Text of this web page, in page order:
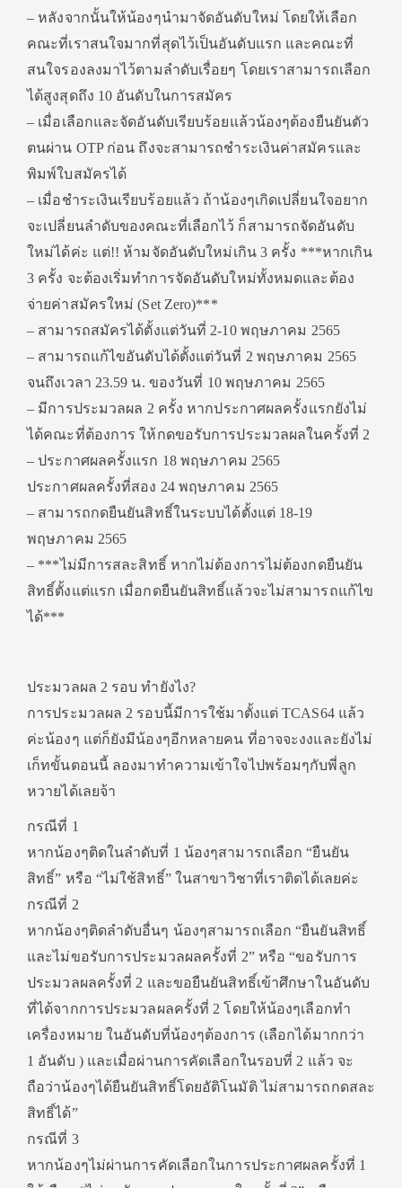
– หลังจากนั้นให้น้องๆนำมาจัดอันดับใหม่ โดยให้เลือก
คณะที่เราสนใจมากที่สุดไว้เป็นอันดับแรก และคณะที่
สนใจรองลงมาไว้ตามลำดับเรื่อยๆ โดยเราสามารถเลือก
ได้สูงสุดถึง 10 อันดับในการสมัคร
– เมื่อเลือกและจัดอันดับเรียบร้อยแล้วน้องๆต้องยืนยันตัว
ตนผ่าน OTP ก่อน ถึงจะสามารถชำระเงินค่าสมัครและ
พิมพ์ใบสมัครได้
– เมื่อชำระเงินเรียบร้อยแล้ว ถ้าน้องๆเกิดเปลี่ยนใจอยาก
จะเปลี่ยนลำดับของคณะที่เลือกไว้ ก็สามารถจัดอันดับ
ใหม่ได้ค่ะ แต่!! ห้ามจัดอันดับใหม่เกิน 3 ครั้ง ***หากเกิน
3 ครั้ง จะต้องเริ่มทำการจัดอันดับใหม่ทั้งหมดและต้อง
จ่ายค่าสมัครใหม่ (Set Zero)***
– สามารถสมัครได้ตั้งแต่วันที่ 2-10 พฤษภาคม 2565
– สามารถแก้ไขอันดับได้ตั้งแต่วันที่ 2 พฤษภาคม 2565
จนถึงเวลา 23.59 น. ของวันที่ 10 พฤษภาคม 2565
– มีการประมวลผล 2 ครั้ง หากประกาศผลครั้งแรกยังไม่
ได้คณะที่ต้องการ ให้กดขอรับการประมวลผลในครั้งที่ 2
– ประกาศผลครั้งแรก 18 พฤษภาคม 2565
ประกาศผลครั้งที่สอง 24 พฤษภาคม 2565
– สามารถกดยืนยันสิทธิ์ในระบบได้ตั้งแต่ 18-19
พฤษภาคม 2565
– ***ไม่มีการสละสิทธิ์ หากไม่ต้องการไม่ต้องกดยืนยัน
สิทธิ์ตั้งแต่แรก เมื่อกดยืนยันสิทธิ์แล้วจะไม่สามารถแก้ไข
ได้***
ประมวลผล 2 รอบ ทำยังไง?
การประมวลผล 2 รอบนี้มีการใช้มาตั้งแต่ TCAS64 แล้ว
ค่ะน้องๆ แต่ก็ยังมีน้องๆอีกหลายคน ที่อาจจะงงและยังไม่
เก็ทขั้นตอนนี้ ลองมาทำความเข้าใจไปพร้อมๆกับพี่ลูก
หวายได้เลยจ้า
กรณีที่ 1
หากน้องๆติดในลำดับที่ 1 น้องๆสามารถเลือก “ยืนยัน
สิทธิ์” หรือ “ไม่ใช้สิทธิ์” ในสาขาวิชาที่เราติดได้เลยค่ะ
กรณีที่ 2
หากน้องๆติดลำดับอื่นๆ น้องๆสามารถเลือก “ยืนยันสิทธิ์
และไม่ขอรับการประมวลผลครั้งที่ 2” หรือ “ขอรับการ
ประมวลผลครั้งที่ 2 และขอยืนยันสิทธิ์เข้าศึกษาในอันดับ
ที่ได้จากการประมวลผลครั้งที่ 2 โดยให้น้องๆเลือกทำ
เครื่องหมาย ในอันดับที่น้องๆต้องการ (เลือกได้มากกว่า
1 อันดับ ) และเมื่อผ่านการคัดเลือกในรอบที่ 2 แล้ว จะ
ถือว่าน้องๆได้ยืนยันสิทธิ์โดยอัติโนมัติ ไม่สามารถกดสละ
สิทธิ์ได้”
กรณีที่ 3
หากน้องๆไม่ผ่านการคัดเลือกในการประกาศผลครั้งที่ 1